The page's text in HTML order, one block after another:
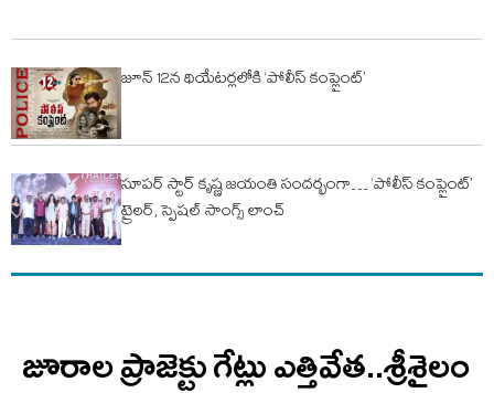
జూన్ 12న థియేటర్లలోకి ‘పోలీస్ కంప్లైంట్’
సూపర్ స్టార్ కృష్ణ జయంతి సందర్భంగా… ‘పోలీస్ కంప్లైంట్’
ట్రైలర్, స్పెషల్ సాంగ్స్ లాంచ్
జూరాల ప్రాజెక్టు గేట్లు ఎత్తివేత..శ్రీశైలం